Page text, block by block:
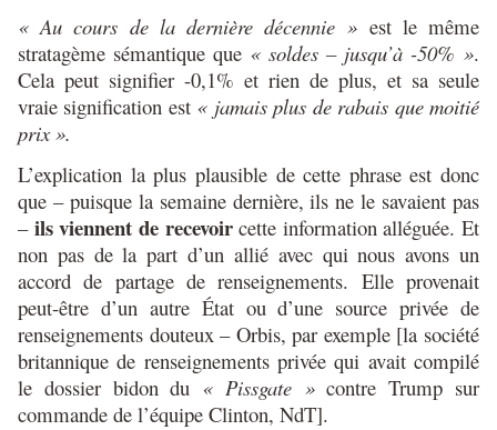
« Au cours de la dernière décennie » est le même
stratagème sémantique que « soldes – jusqu’à -50% ».
Cela peut signifier -0,1% et rien de plus, et sa seule
vraie signification est « jamais plus de rabais que moitié
prix ».
L’explication la plus plausible de cette phrase est donc
que – puisque la semaine dernière, ils ne le savaient pas
– ils viennent de recevoircette information alléguée. Et
non pas de la part d’un allié avec qui nous avons un
accord de partage de renseignements. Elle provenait
peut-être d’un autre État ou d’une source privée de
renseignements douteux – Orbis, par exemple [la société
britannique de renseignements privée qui avait compilé
le dossier bidon du « Pissgate »contre Trump sur
commande de l’équipe Clinton, NdT].